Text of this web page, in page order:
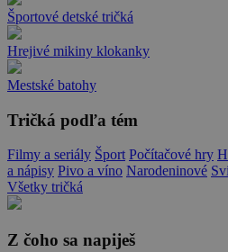
Športové detské tričká
Hrejivé mikiny klokanky
Mestské batohy
Tričká podľa tém
Filmy a seriály Šport Počítačové hry
a nápisy Pivo a víno Narodeninové
Všetky tričká
Z čoho sa napiješ